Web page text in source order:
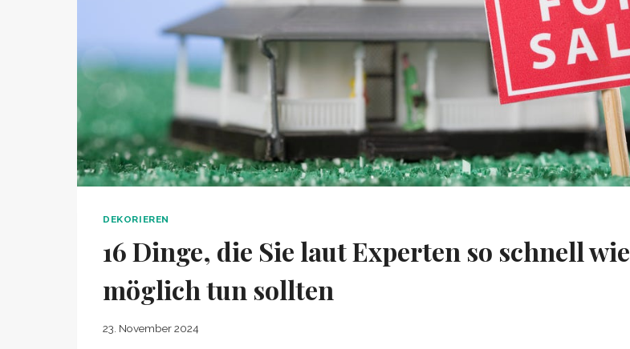
DEKORIEREN
16 Dinge, die Sie laut Experten so schnell wie
möglich tun sollten
23. November 2024